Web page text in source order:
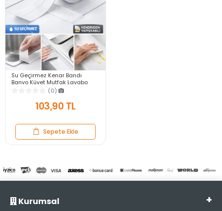
Su Geçirmez Kenar Bandı
Banyo Küvet Mutfak Lavabo
Ocak Kenarı Sızdırmaz Tamir
Bandı 3.2mt 3.8mm
(0)
103,90 TL
Sepete Ekle
Kurumsal